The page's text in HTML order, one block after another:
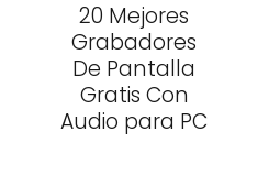
20 Mejores
Grabadores
De Pantalla
Gratis Con
Audio para PC